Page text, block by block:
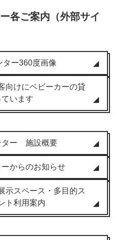
各ご案内（外部サイ
ター360度画像
向けにベビーカーの貸
います
ター 施設概要
からのお知らせ
スペース・多目的ス
ト利用案内